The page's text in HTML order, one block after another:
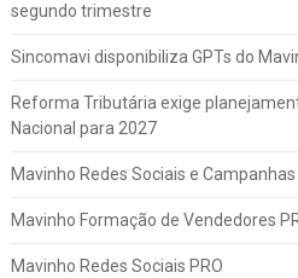
segundo trimestre
Sincomavi disponibiliza GPTs do
Reforma Tributária exige
Nacional para 2027
Mavinho Redes Sociais e
Mavinho Formação de Vendedores
Mavinho Redes Sociais PRO